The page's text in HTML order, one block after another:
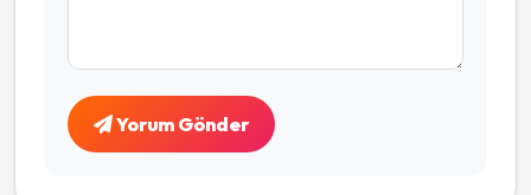
Yorum Gönder